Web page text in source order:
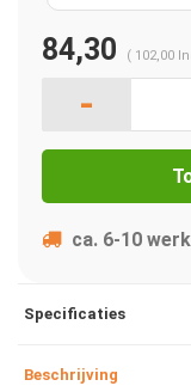
84,30 ( 102,00
-
ca. 6-10
Specificaties
Beschrijving